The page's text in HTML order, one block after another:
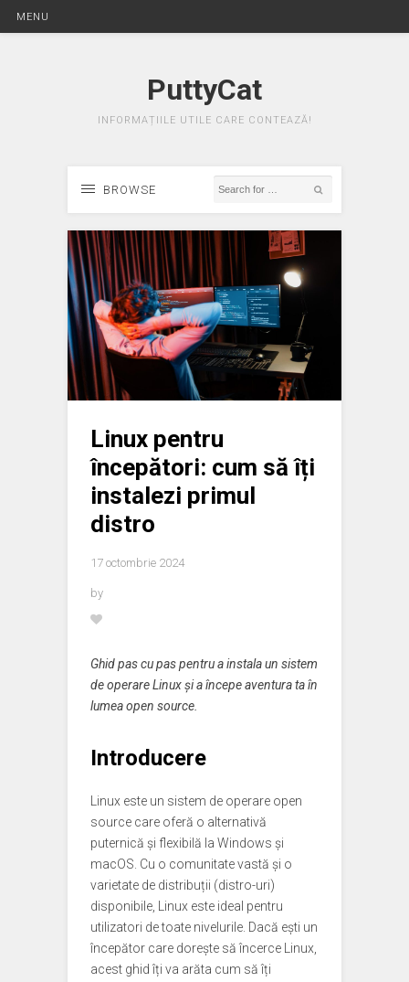
MENU
PuttyCat
INFORMAȚIILE UTILE CARE CONTEAZĂ!
BROWSE
Linux pentru
începători: cum să îți
instalezi primul
distro
17 octombrie 2024
by
Ghid pas cu pas pentru a instala un sistem
de operare Linux și a începe aventura ta în
lumea open source.
Introducere
Linux este un sistem de operare open
source care oferă o alternativă
puternică și flexibilă la Windows și
macOS. Cu o comunitate vastă și o
varietate de distribuții (distro-uri)
disponibile, Linux este ideal pentru
utilizatori de toate nivelurile. Dacă ești un
începător care dorește să încerce Linux,
acest ghid îți va arăta cum să îți